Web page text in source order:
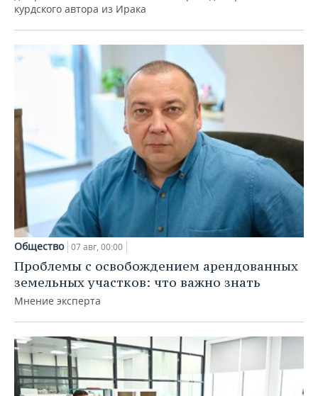
курдского автора из Ирака
Общество 07 авг, 00:00
Проблемы с освобождением арендованных
земельных участков: что важно знать
Мнение эксперта